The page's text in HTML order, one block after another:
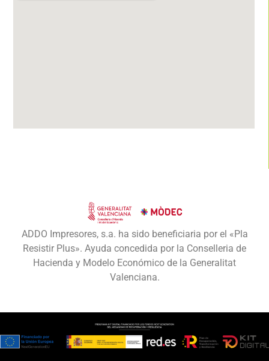
ADDO Impresores, s.a. ha sido beneficiaria por el «Pla
Resistir Plus». Ayuda concedida por la Conselleria de
Hacienda y Modelo Económico de la Generalitat
Valenciana.